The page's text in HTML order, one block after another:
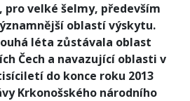
pro velké šelmy, především
oblastí výskytu.
léta zůstávala oblast
Čech a navazující oblasti v
do konce roku 2013
Krkonošského národního